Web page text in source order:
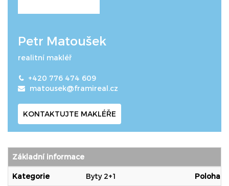
Petr Matoušek
realitní makléř
+420 776 474 609
matousek@framireal.cz
KONTAKTUJTE MAKLÉŘE
Základní informace
Kategorie Byty 2+1 Poloha